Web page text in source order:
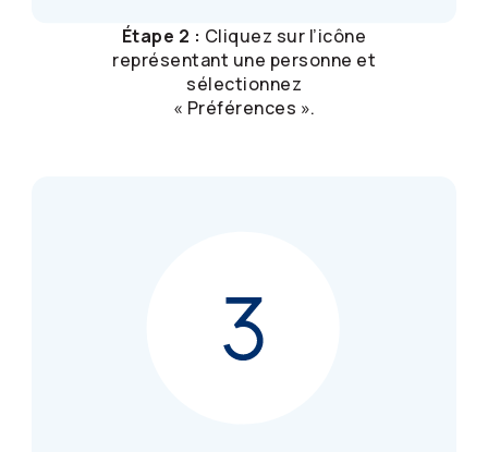
Étape 2 : Cliquez sur l’icône
représentant une personne et
sélectionnez
« Préférences ».